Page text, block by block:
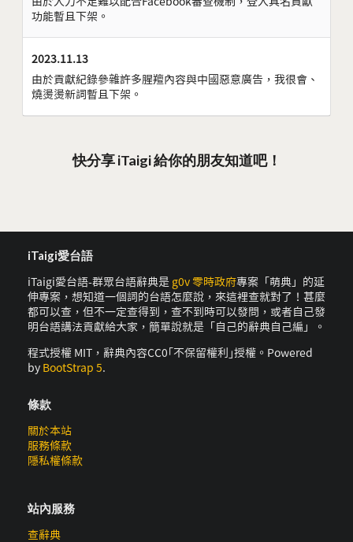
功能暫且下架。
2023.11.13
由於貢獻紀錄參雜許多腥羶內容與中國惡意廣告，我很會、
燒燙燙新詞暫且下架。
快分享 iTaigi 給你的朋友知道吧！
iTaigi愛台語
iTaigi愛台語-群眾台語辭典是 g0v 零時政府專案「萌典」的延
伸專案，想知道一個詞的台語怎麼說，來這裡查就對了！甚麼
都可以查，但不一定查得到，查不到時可以發問，或者自己發
明台語講法貢獻給大家，簡單說就是「自己的辭典自己編」。
程式授權 MIT，辭典內容CC0｢不保留權利｣授權。Powered
by BootStrap 5.
條款
關於本站
服務條款
隱私權條款
站內服務
查辭典